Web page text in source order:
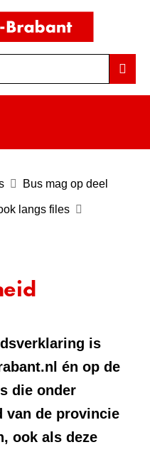
Bus mag op deel
langs files
is
én op de
die onder
van de provincie
ook als deze